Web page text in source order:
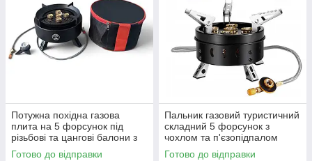
Потужна похідна газова
плита на 5 форсунок під
різьбові та цангові балони з
чохлом
Готово до відправки
Пальник газовий туристичний
складний 5 форсунок з
чохлом та п'єзопідпалом
Готово до відправки